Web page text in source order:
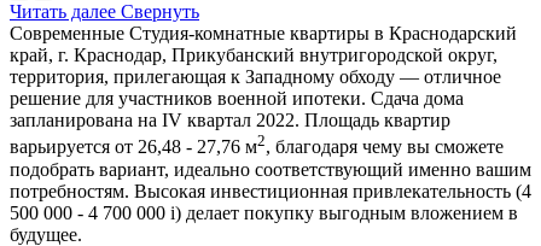
Читать далее Свернуть
Современные Студия-комнатные квартиры в Краснодарский
край, г. Краснодар, Прикубанский внутригородской округ,
территория, прилегающая к Западному обходу — отличное
решение для участников военной ипотеки. Сдача дома
запланирована на IV квартал 2022. Площадь квартир
варьируется от 26,48 - 27,76 м2, благодаря чему вы сможете
подобрать вариант, идеально соответствующий именно вашим
потребностям. Высокая инвестиционная привлекательность (4
500 000 - 4 700 000 i) делает покупку выгодным вложением в
будущее.